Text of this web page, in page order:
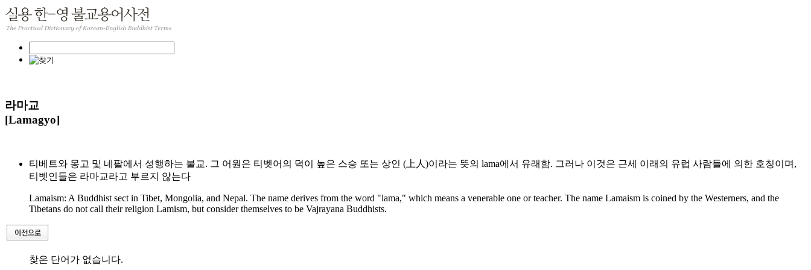
라마교
[Lamagyo]
티베트와 몽고 및 네팔에서 성행하는 불교. 그 어원은 티벳어의 덕이 높은 스승 또는 상인 (上人)이라는 뜻의 lama에서 유래함. 그러나 이것은 근세 이래의 유럽 사람들에 의한 호칭이며,
티벳인들은 라마교라고 부르지 않는다
Lamaism: A Buddhist sect in Tibet, Mongolia, and Nepal. The name derives from the word "lama," which means a venerable one or teacher. The name Lamaism is coined by the Westerners, and the
Tibetans do not call their religion Lamism, but consider themselves to be Vajrayana Buddhists.
찾은 단어가 없습니다.